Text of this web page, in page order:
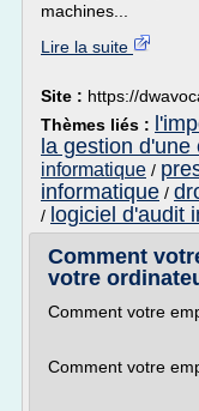
machines...
Lire la suite
Site : https://
Thèmes liés :
la gestion d'une
informatique /
informatique /
/ logiciel d'audit
Comment
votre
Comment votre
Comment votre